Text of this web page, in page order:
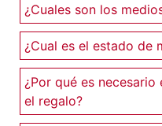
¿Cuales son los
¿Cual es el estado de
¿Por qué es
el regalo?